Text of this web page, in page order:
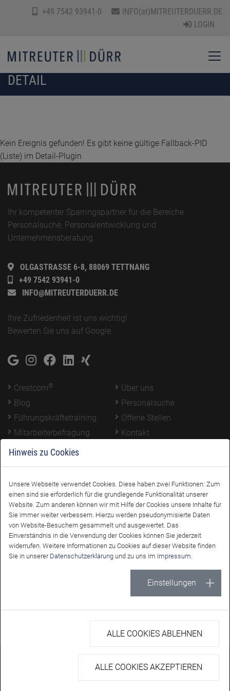
+49 7542 93941-0
INFO(at)MITREUTERDUERR.DE
LOGIN
DETAIL
Kein Ereignis gefunden! Es gibt keine gültige Fallback-PID
(Liste) im Detail-Plugin
Ihr kompetenter Sparringspartner für die Bereiche
Personalsuche, Personalentwicklung und
Unternehmensberatung.
OLGASTRASSE 6-8, 88069 TETTNANG
+49 7542 93941-0
INFO@MITREUTERDUERR.DE
Ihre Zufriedenheit ist uns wichtig!
Bewerten Sie uns auf Google.
Crestcom®
Über uns
Blog
Personalsuche
Führungskräftetraining
Offene Stellen
Mitarbeiterbefragung
Kontakt
Login
Friedrichshafen
Hinweis zu Cookies
Unsere Webseite verwendet Cookies. Diese haben zwei Funktionen: Zum
einen sind sie erforderlich für die grundlegende Funktionalität unserer
Website. Zum anderen können wir mit Hilfe der Cookies unsere Inhalte für
Sie immer weiter verbessern. Hierzu werden pseudonymisierte Daten
von Website-Besuchern gesammelt und ausgewertet. Das
Einverständnis in die Verwendung der Cookies können Sie jederzeit
widerrufen. Weitere Informationen zu Cookies auf dieser Website finden
Sie in unserer Datenschutzerklärung und zu uns im Impressum.
Einstellungen
ALLE COOKIES ABLEHNEN
ALLE COOKIES AKZEPTIEREN